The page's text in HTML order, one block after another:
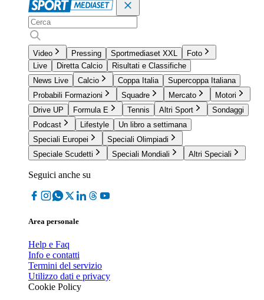
Video Pressing Sportmediaset XXL
Foto
Live
Diretta Calcio
Risultati e Classifiche
News Live
Calcio Coppa Italia
Supercoppa Italiana
Probabili Formazioni
Squadre Mercato
Motori
Drive UP
Formula E Tennis Altri Sport
Sondaggi
Podcast
Lifestyle
Un libro a settimana
Speciali Europei
Speciali Olimpiadi
Speciale Scudetti
Speciali Mondiali Altri Speciali
Seguici anche su
Area personale
Help e Faq
Info e contatti
Termini del servizio
Utilizzo dati e privacy
Cookie Policy